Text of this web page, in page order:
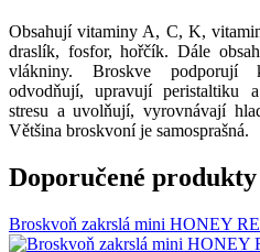
Obsahují vitaminy A, C, K,
draslík, fosfor, hořčík. Dále
vlákniny. Broskve podporují
odvodňují, upravují peristaltiku
stresu a uvolňují, vyrovnávají
Většina broskvoní je samosprašná.
Doporučené produkty
Broskvoň zakrslá mini HONEY